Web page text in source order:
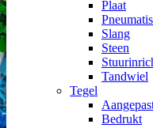
Plaat
Slang
Steen
Tandwiel
Tegel
Bedrukt